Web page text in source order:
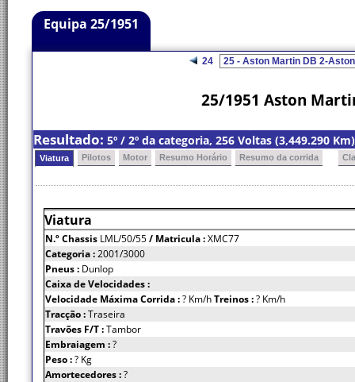
Equipa 25/1951
24
25/1951 Aston
Resultado: 5º / 2º da categoria, 256 Voltas (3,449.290
Viatura Pilotos Motor Resumo Horário Resumo da corrida
Viatura
N.º Chassis LML/50/55/ Matricula :XMC77
Categoria :2001/3000
Pneus : Dunlop
Caixa de Velocidades :
Velocidade Máxima Corrida :? Km/hTreinos :? Km/h
Tracção :Traseira
Travões F/T :Tambor
Embraiagem :?
Peso :? Kg
Amortecedores :?